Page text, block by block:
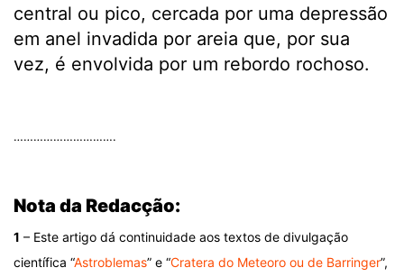
central ou pico, cercada por uma depressão
em anel invadida por areia que, por sua
vez, é envolvida por um rebordo rochoso.
………………………….
Nota da Redacção:
1 – Este artigo dá continuidade aos textos de divulgação
científica “Astroblemas” e “Cratera do Meteoro ou de Barringer”,